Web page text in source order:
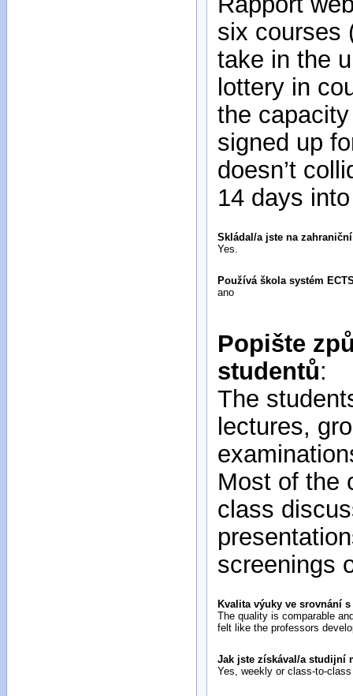
six courses
take in the
lottery in
the
signed up
doesn’t
14 days
Skládal/a jste na
Yes.
Používá škola systém
ano
Popište
studentů:
The
lectures,
Most of the
class
screenings
Kvalita výuky ve srovnání
The quality is comparable
felt like the professors
Jak jste získával/a studijní
Yes, weekly or class-to-